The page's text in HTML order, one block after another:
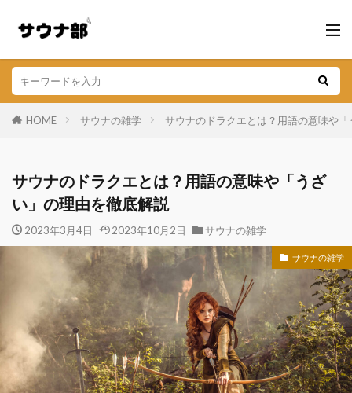
HOME サウナの雑学 サウナのドラクエとは？用語の意味や
サウナのドラクエとは？用語の意味や「うざ
い」の理由を徹底解説
2023年3月4日 2023年10月2日 サウナの雑学
サウナの雑学